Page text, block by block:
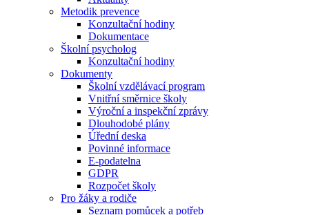
Metodik prevence
Konzultační hodiny
Dokumentace
Školní psycholog
Konzultační hodiny
Dokumenty
Školní vzdělávací program
Vnitřní směrnice školy
Výroční a inspekční zprávy
Dlouhodobé plány
Úřední deska
Povinné informace
E-podatelna
GDPR
Rozpočet školy
Pro žáky a rodiče
Seznam pomůcek a potřeb